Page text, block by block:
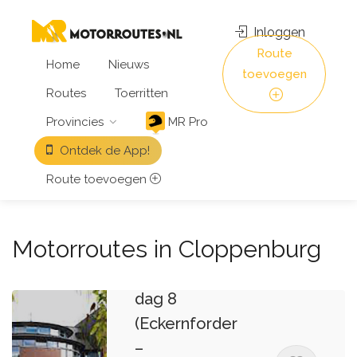
Home
Nieuws
Routes
Toerritten
Provincies
MR Pro
Ontdek de App!
Route toevoegen
Inloggen
Route
toevoegen
Motorroutes in Cloppenburg
9 dagen
dag 8
(Eckernforder
–